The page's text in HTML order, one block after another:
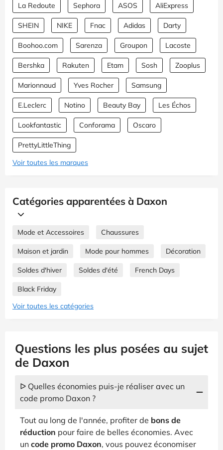
La Redoute Sephora ASOS AliExpress
SHEIN NIKE Fnac Adidas Darty
Boohoo.com Sarenza Groupon Lacoste
Bershka Rakuten Etam Sosh Zooplus
Marionnaud Yves Rocher Samsung
E.Leclerc Notino Beauty Bay Les Échos
Lookfantastic Conforama Oscaro
PrettyLittleThing
Voir toutes les marques
Catégories apparentées à Daxon
Mode et Accessoires Chaussures
Maison et jardin Mode pour hommes Décoration
Soldes d'hiver Soldes d'été French Days
Black Friday
Voir toutes les catégories
Questions les plus posées au sujet
de Daxon
ᐅ Quelles économies puis-je réaliser avec un
code promo Daxon ?
Tout au long de l'année, profiter de bons de
réduction pour faire de belles économies. Avec
un code promo Daxon, vous pouvez économiser